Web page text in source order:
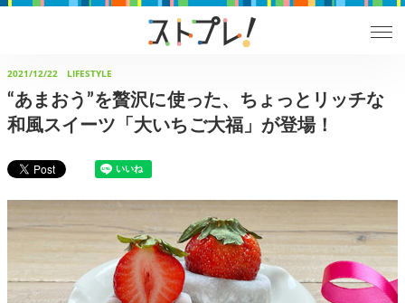
2021/12/22 LIFESTYLE
“あまおう”を贅沢に使った、ちょっとリッチな
和風スイーツ「大いちご大福」が登場！